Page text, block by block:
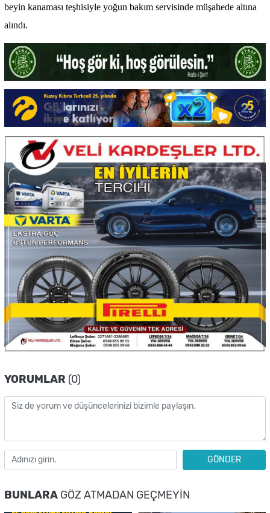
beyin kanaması teşhisiyle yoğun bakım servisinde müşahede altına
alındı.
YORUMLAR (0)
GÖNDER
BUNLARA GÖZ ATMADAN GEÇMEYIN